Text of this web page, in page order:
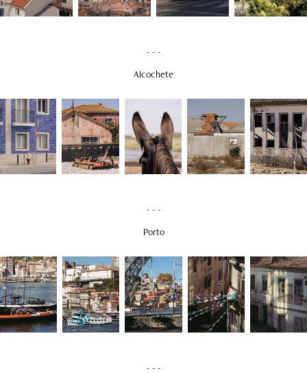
- - -
Alcochete
- - -
Porto
- - -